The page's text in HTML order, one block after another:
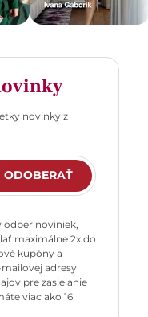
novinky z
ODOBERAŤ
odber noviniek,
maximálne 2x do
kupóny a
adresy
pre zasielanie
viac ako 16